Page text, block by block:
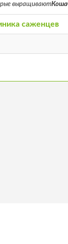
выращивают
саженцев